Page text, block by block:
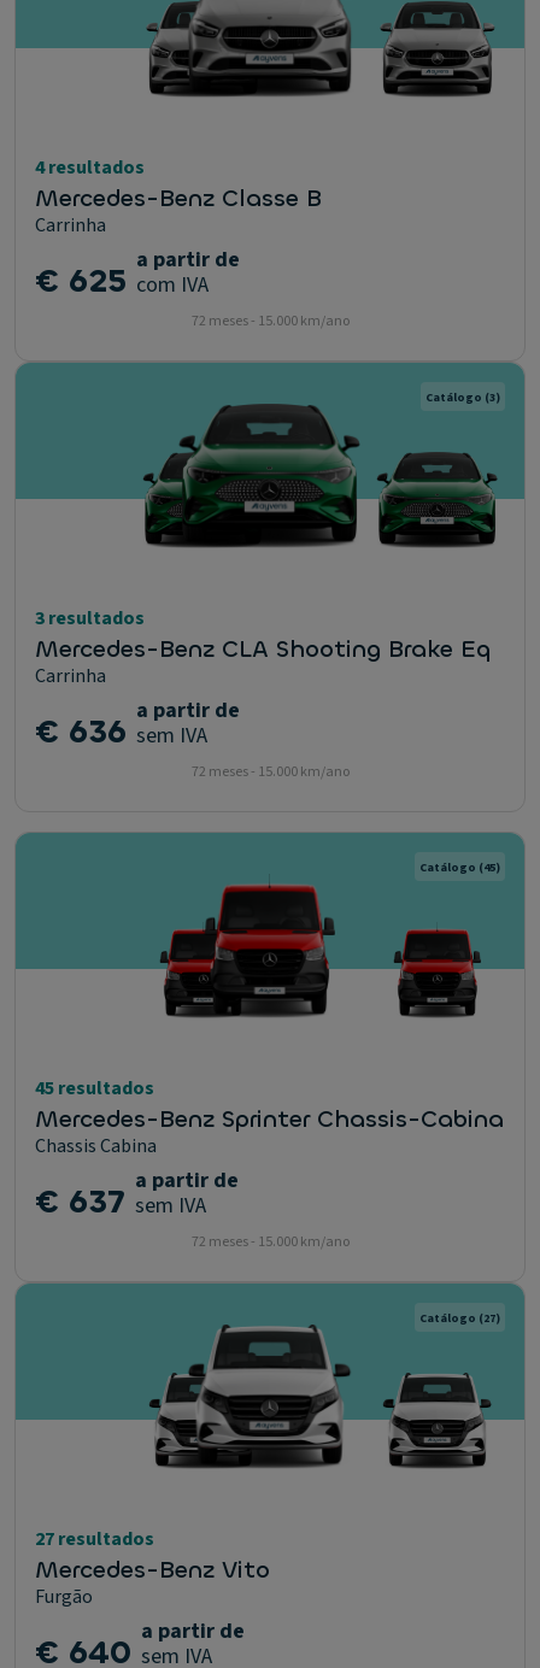
4 resultados
Mercedes-Benz Classe B
Carrinha
€ 625 a partir de
com IVA
72 meses - 15.000 km/ano
Catálogo (3)
3 resultados
Mercedes-Benz CLA Shooting Brake Eq
Carrinha
€ 636 a partir de
sem IVA
72 meses - 15.000 km/ano
Catálogo (45)
45 resultados
Mercedes-Benz Sprinter Chassis-Cabina
Chassis Cabina
€ 637 a partir de
sem IVA
72 meses - 15.000 km/ano
Catálogo (27)
27 resultados
Mercedes-Benz Vito
Furgão
€ 640 a partir de
sem IVA